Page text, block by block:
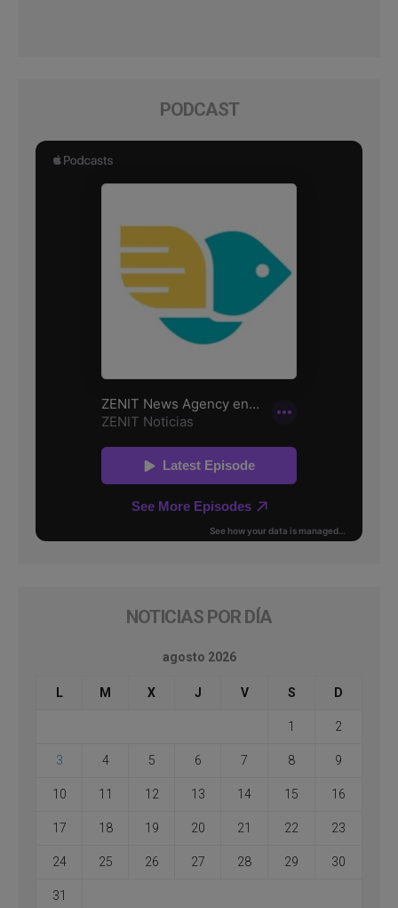
PODCAST
NOTICIAS POR DÍA
agosto 2026
L M X J V S D
1 2
3 4 5 6 7 8 9
10 11 12 13 14 15 16
17 18 19 20 21 22 23
24 25 26 27 28 29 30
31